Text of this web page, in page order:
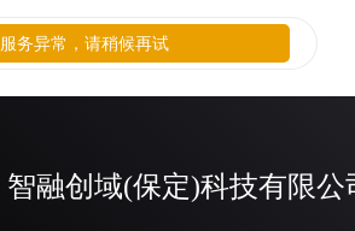
智融创域(保定)科技有限公
服务异常，请稍候再试